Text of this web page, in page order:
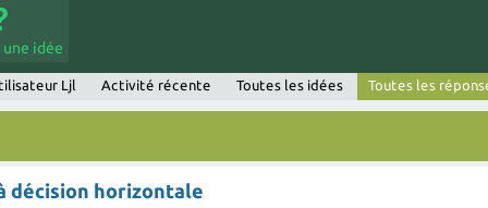
idée
Ljl Activité récente Toutes les idées Toutes les
décision horizontale